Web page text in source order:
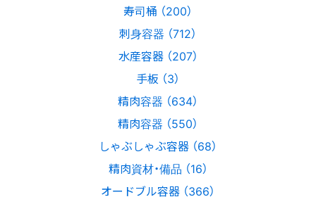
寿司桶 （200）
刺身容器 （712）
水産容器 （207）
手板 （3）
精肉容器 （634）
精肉容器 （550）
しゃぶしゃぶ容器 （68）
精肉資材・備品 （16）
オードブル容器 （366）